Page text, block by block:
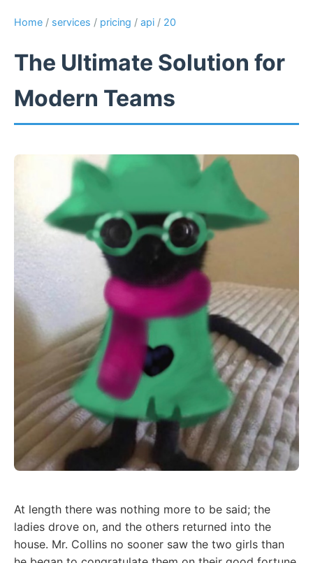
Home / services / pricing / api / 20
The Ultimate Solution for
Modern Teams
At length there was nothing more to be said; the
ladies drove on, and the others returned into the
house. Mr. Collins no sooner saw the two girls than